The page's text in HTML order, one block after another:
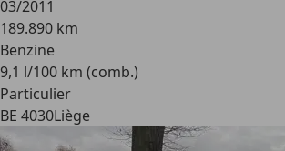
03/2011
189.890 km
Benzine
9,1 l/100 km (comb.)
Particulier
BE 4030Liège